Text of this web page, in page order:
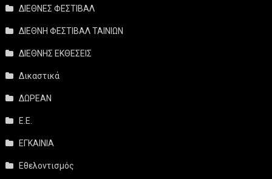
ΔΙΕΘΝΕΣ ΦΕΣΤΙΒΑΛ
ΔΙΕΘΝΗ ΦΕΣΤΙΒΑΛ ΤΑΙΝΙΩΝ
ΔΙΕΘΝΗΣ ΕΚΘΕΣΕΙΣ
Δικαστικά
ΔΩΡΕΑΝ
Ε.Ε.
ΕΓΚΑΙΝΙΑ
Εθελοντισμός